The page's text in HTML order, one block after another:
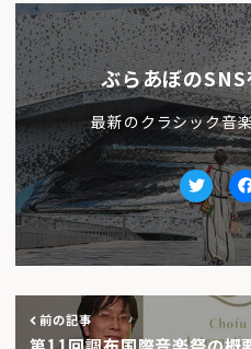
ぶらあぼの
最新のクラシック音
前の記事